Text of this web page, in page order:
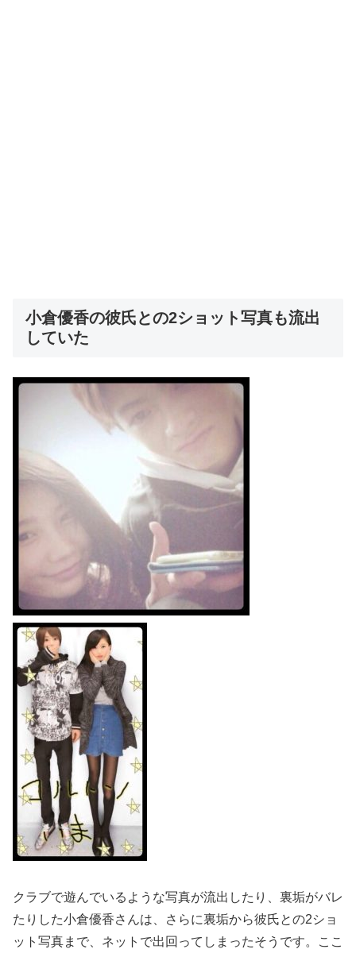
小倉優香の彼氏との2ショット写真も流出
していた
クラブで遊んでいるような写真が流出したり、裏垢がバレ
たりした小倉優香さんは、さらに裏垢から彼氏との2ショ
ット写真まで、ネットで出回ってしまったそうです。ここ